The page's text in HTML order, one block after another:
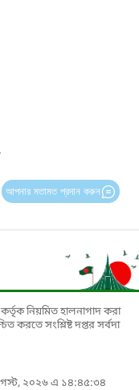
আপনার মতামত প্রদান করুন
নিয়মিত হালনাগাদ করা
করতে সংশ্লিষ্ট দপ্তর সর্বদা
২০২৬ এ ১৪:৪৫:৩৪